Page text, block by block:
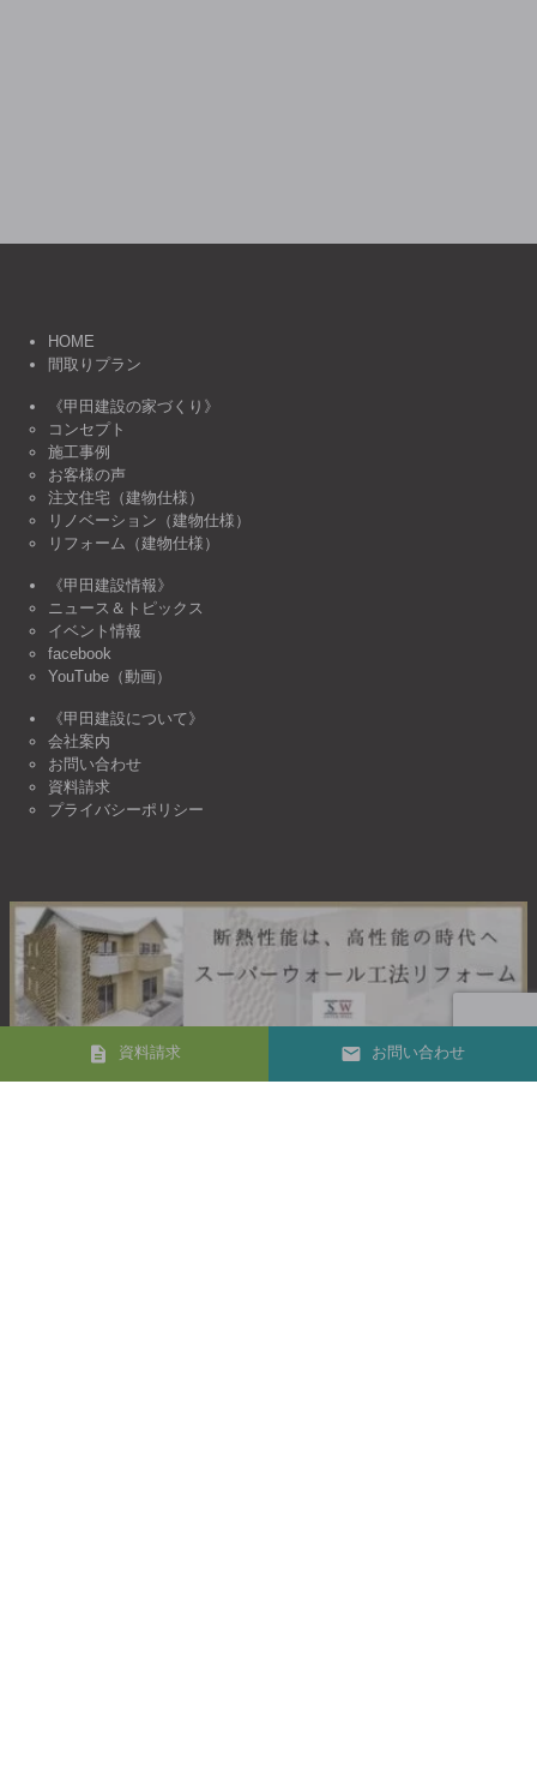
HOME
間取りプラン
《甲田建設の家づくり》
コンセプト
施工事例
お客様の声
注文住宅（建物仕様）
リノベーション（建物仕様）
リフォーム（建物仕様）
《甲田建設情報》
ニュース＆トピックス
イベント情報
facebook
YouTube（動画）
《甲田建設について》
会社案内
お問い合わせ
資料請求
プライバシーポリシー
資料請求 お問い合わせ